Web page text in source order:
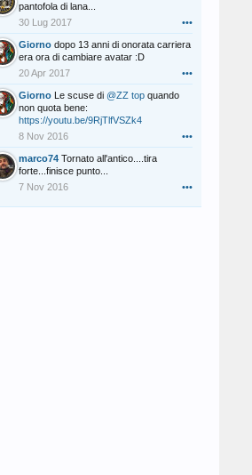
pantofola di lana...
30 Lug 2017
•••
Giorno dopo 13 anni di onorata carriera
era ora di cambiare avatar :D
20 Apr 2017
•••
Giorno Le scuse di @ZZ top quando
non quota bene:
https://youtu.be/9RjTlfVSZk4
8 Nov 2016
•••
marco74 Tornato all'antico....tira
forte...finisce punto...
7 Nov 2016
•••